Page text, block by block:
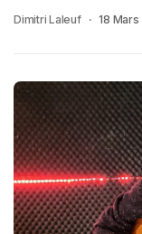
Dimitri Laleuf 18